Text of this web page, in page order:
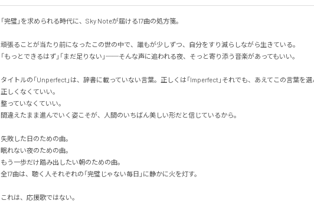
「完璧」を求められる時代に、Sky Noteが届ける17曲の処方箋。
頑張ることが当たり前になったこの世の中で、誰もが少しずつ、自分をすり減らしながら生きている。
「もっとできるはず」「まだ足りない」──そんな声に追われる夜、そっと寄り添う音楽があってもいい。
タイトルの「Unperfect」は、辞書に載っていない言葉。正しくは「Imperfect」それでも、あえてこの言葉を選
正しくなくていい。
整っていなくていい。
間違えたまま進んでいく姿こそが、人間のいちばん美しい形だと信じているから。
失敗した日のための曲。
眠れない夜のための曲。
もう一歩だけ踏み出したい朝のための曲。
全17曲は、聴く人それぞれの「完璧じゃない毎日」に静かに火を灯す。
これは、応援歌ではない。